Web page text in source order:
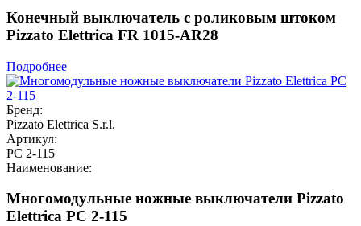
Конечный выключатель с роликовым штоком
Pizzato Elettrica FR 1015-AR28
Подробнее
Бренд:
Pizzato Elettrica S.r.l.
Артикул:
PC 2-115
Наименование:
Многомодульные ножные выключатели Pizzato
Elettrica PC 2-115